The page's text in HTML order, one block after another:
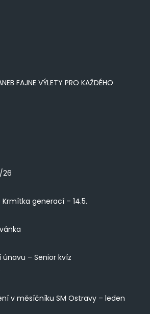
FAJNE VÝLETY PRO KAŽDÉHO
26
generací – 14.5.
– Senior kvíz
v měsíčníku SM Ostravy – leden